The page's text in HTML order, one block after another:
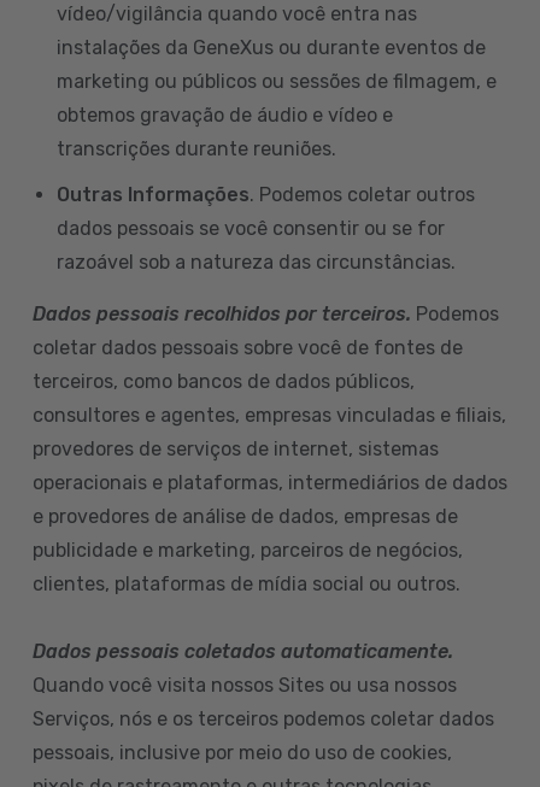
vídeo/vigilância quando você entra nas
instalações da GeneXus ou durante eventos de
marketing ou públicos ou sessões de filmagem, e
obtemos gravação de áudio e vídeo e
transcrições durante reuniões.
Outras Informações. Podemos coletar outros
dados pessoais se você consentir ou se for
razoável sob a natureza das circunstâncias.
Dados pessoais recolhidos por terceiros. Podemos
coletar dados pessoais sobre você de fontes de
terceiros, como bancos de dados públicos,
consultores e agentes, empresas vinculadas e filiais,
provedores de serviços de internet, sistemas
operacionais e plataformas, intermediários de dados
e provedores de análise de dados, empresas de
publicidade e marketing, parceiros de negócios,
clientes, plataformas de mídia social ou outros.
Dados pessoais coletados automaticamente.
Quando você visita nossos Sites ou usa nossos
Serviços, nós e os terceiros podemos coletar dados
pessoais, inclusive por meio do uso de cookies,